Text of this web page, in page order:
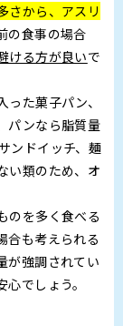
さから、アスリ
の食事の場合
ける方が良いで
た菓子パン、
パンなら脂質量
ンドイッチ、麺
い類のため、オ
のを多く食べる
合も考えられる
が強調されてい
でしょう。